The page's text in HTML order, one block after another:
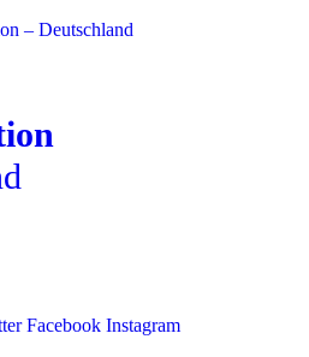
– Deutschland
Facebook Instagram